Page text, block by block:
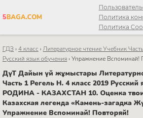
5BAGA.COM
Политика
Политика
ГДЗ ›4 класс ›Литературное чтение Учебник
Русский язык обучения›Упражнение Вспоминай!
ДүТ Дайын үй жұмыстары
Часть 1 Регель Н. 4 класс 2019
РОДИНА - КАЗАХСТАН 10. Оценка
Казахская легенда «Камень-загадка
Упражнение Вспоминай! Повторяй!